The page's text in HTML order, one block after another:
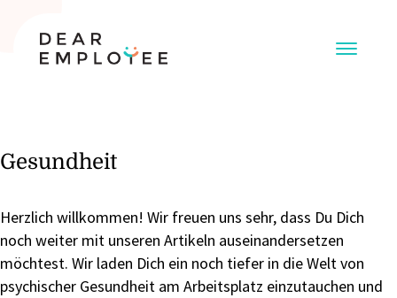
Gesundheit
Herzlich willkommen! Wir freuen uns sehr, dass Du Dich
noch weiter mit unseren Artikeln auseinandersetzen
möchtest. Wir laden Dich ein noch tiefer in die Welt von
psychischer Gesundheit am Arbeitsplatz einzutauchen und